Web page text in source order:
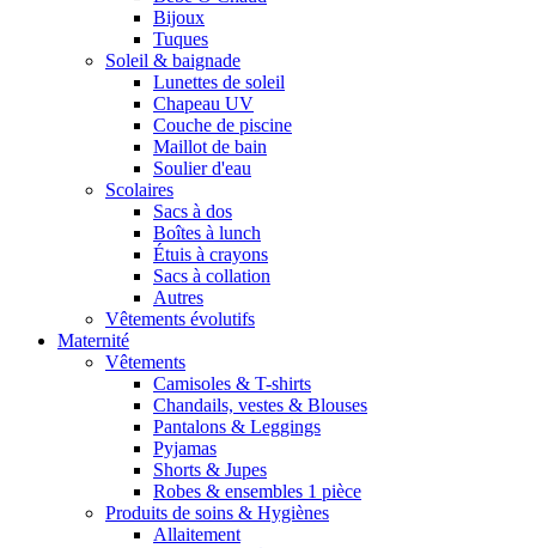
Bijoux
Tuques
Soleil & baignade
Lunettes de soleil
Chapeau UV
Couche de piscine
Maillot de bain
Soulier d'eau
Scolaires
Sacs à dos
Boîtes à lunch
Étuis à crayons
Sacs à collation
Autres
Vêtements évolutifs
Maternité
Vêtements
Camisoles & T-shirts
Chandails, vestes & Blouses
Pantalons & Leggings
Pyjamas
Shorts & Jupes
Robes & ensembles 1 pièce
Produits de soins & Hygiènes
Allaitement